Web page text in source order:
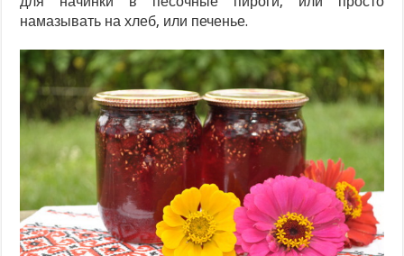
намазывать на хлеб, или печенье.